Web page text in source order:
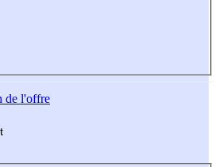
de l'offre